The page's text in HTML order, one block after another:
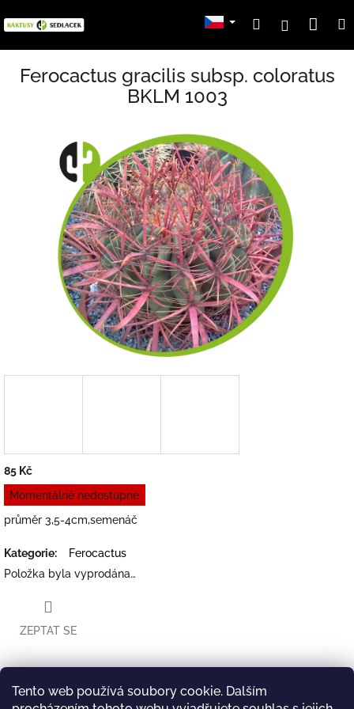
Tento web používá soubory cookie. Dalším
na
HledatPřihlášení
Ferocactus gracilis subsp. coloratus
BKLM 1003
85 Kč
Měrná
cena:
Momentálně nedostupné
průměr 3,5-4cm,semenáč
Kategorie:
Ferocactus
Položka byla vyprodána…
ZEPTAT SE
TwitterFacebook